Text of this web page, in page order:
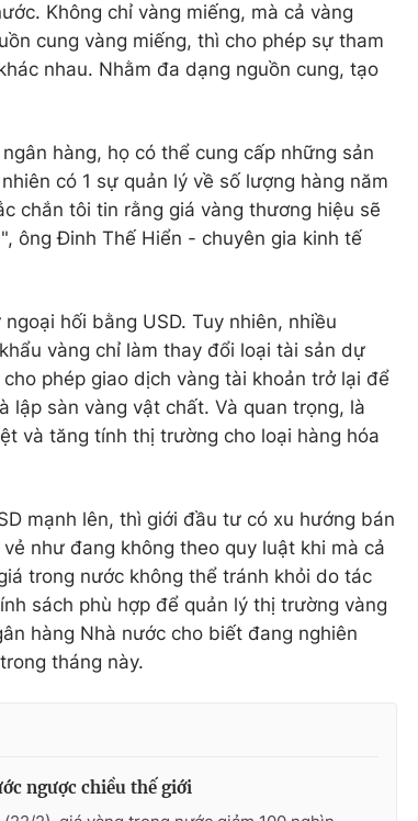
Không chỉ vàng miếng, mà cả vàng
cung vàng miếng, thì cho phép sự tham
nhau. Nhằm đa dạng nguồn cung, tạo
hàng, họ có thể cung cấp những sản
có 1 sự quản lý về số lượng hàng năm
chắn tôi tin rằng giá vàng thương hiệu sẽ
ông Đinh Thế Hiển - chuyên gia kinh tế
hối bằng USD. Tuy nhiên, nhiều
vàng chỉ làm thay đổi loại tài sản dự
phép giao dịch vàng tài khoản trở lại để
lập sàn vàng vật chất. Và quan trọng, là
và tăng tính thị trường cho loại hàng hóa
mạnh lên, thì giới đầu tư có xu hướng bán
như đang không theo quy luật khi mà cả
trong nước không thể tránh khỏi do tác
sách phù hợp để quản lý thị trường vàng
hàng Nhà nước cho biết đang nghiên
tháng này.
ngược chiều thế giới